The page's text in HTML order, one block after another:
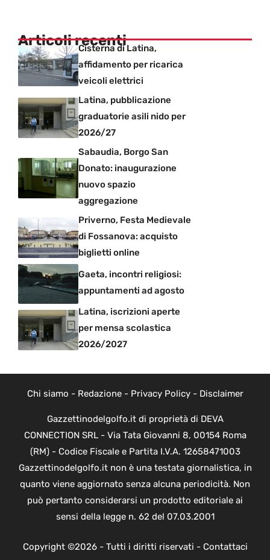
Articoli recenti
Cisterna di Latina,
affidamento per ricarica
veicoli elettrici
Latina, pubblicazione
graduatorie asili nido per
2026/27
Sabaudia, Borgo San
Donato: inaugurazione
nuovo spazio
aggregazione
Priverno, Festa Medievale
di Fossanova: acquisto
biglietti online
Gaeta, incontri religiosi:
appuntamenti ad agosto
Latina, iscrizioni aperte
per mensa scolastica
2026/2027
Chi siamo - Redazione- Privacy Policy- Disclaimer
Gazzettinodelgolfo.it di proprietà di DEVA
CONNECTION SRL - Via Tata Giovanni 8, 00154 Roma
(RM) - Codice Fiscale e Partita I.V.A. 12658471003
Gazzettinodelgolfo.it non è una testata giornalistica, in
quanto viene aggiornato senza alcuna periodicità. Non
può pertanto considerarsi un prodotto editoriale ai
sensi della legge n. 62 del 07.03.2001
Copyright ©2026 - Tutti i diritti riservati - Contattaci